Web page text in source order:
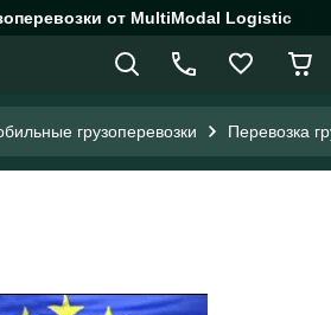
от MultiModal Logistic
грузоперевозки Перевозка